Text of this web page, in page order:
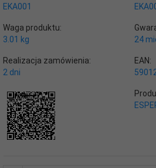
EKA001
Waga produktu:
3.01 kg
24
Realizacja zamówienia:
2 dni
EAN: